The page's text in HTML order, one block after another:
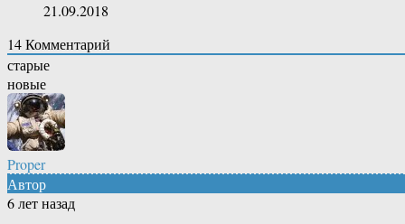
21.09.2018
14Комментарий
старые
новые
Proper
Автор
6 лет назад